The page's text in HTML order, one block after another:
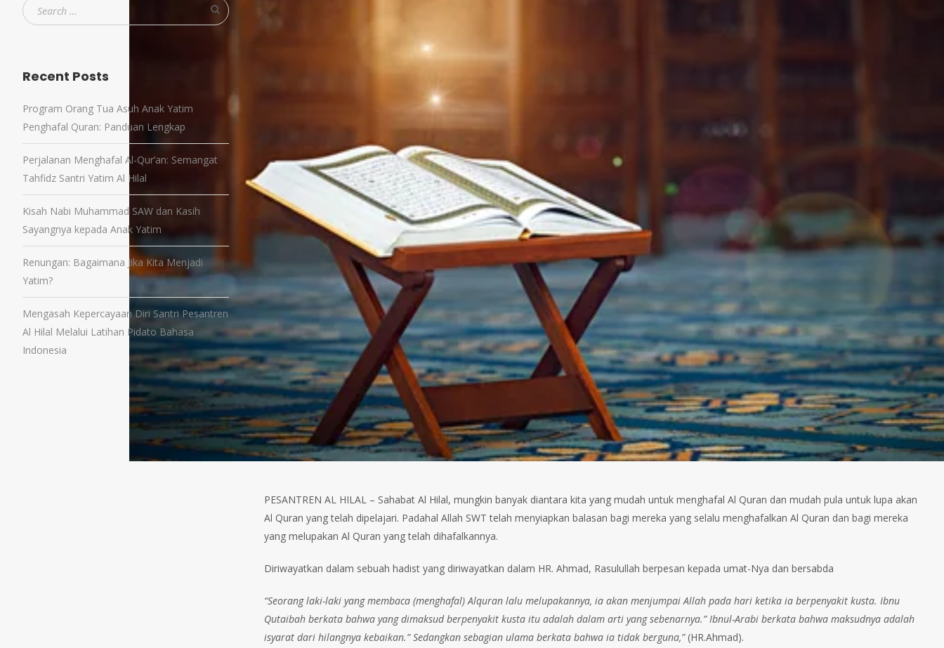
PESANTREN AL HILAL – Sahabat Al Hilal, mungkin banyak diantara kita yang mudah untuk menghafal Al Quran dan mudah pula untuk lupa akan
Al Quran yang telah dipelajari. Padahal Allah SWT telah menyiapkan balasan bagi mereka yang selalu menghafalkan Al Quran dan bagi mereka
yang melupakan Al Quran yang telah dihafalkannya.
Diriwayatkan dalam sebuah hadist yang diriwayatkan dalam HR. Ahmad, Rasulullah berpesan kepada umat-Nya dan bersabda
“Seorang laki-laki yang membaca (menghafal) Alquran lalu melupakannya, ia akan menjumpai Allah pada hari ketika ia berpenyakit kusta. Ibnu
Qutaibah berkata bahwa yang dimaksud berpenyakit kusta itu adalah dalam arti yang sebenarnya.” Ibnul-Arabi berkata bahwa maksudnya adalah
isyarat dari hilangnya kebaikan.” Sedangkan sebagian ulama berkata bahwa ia tidak berguna,”(HR.Ahmad).
Recent Posts
Program Orang Tua Asuh Anak Yatim
Penghafal Quran: Panduan Lengkap
Perjalanan Menghafal Al-Qur’an: Semangat
Tahfidz Santri Yatim Al Hilal
Kisah Nabi Muhammad SAW dan Kasih
Sayangnya kepada Anak Yatim
Renungan: Bagaimana Jika Kita Menjadi
Yatim?
Mengasah Kepercayaan Diri Santri Pesantren
Al Hilal Melalui Latihan Pidato Bahasa
Indonesia